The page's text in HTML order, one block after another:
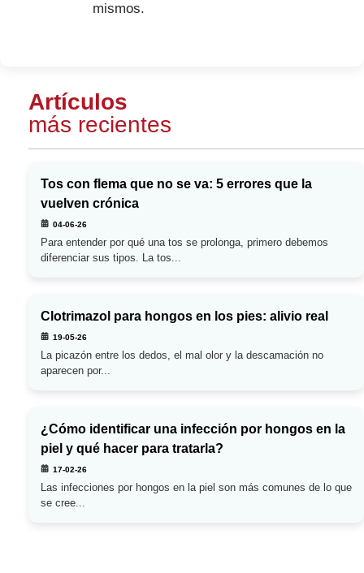
mismos.
Artículos
más recientes
Tos con flema que no se va: 5 errores que la
vuelven crónica
04-06-26
Para entender por qué una tos se prolonga, primero debemos
diferenciar sus tipos. La tos...
Clotrimazol para hongos en los pies: alivio real
19-05-26
La picazón entre los dedos, el mal olor y la descamación no
aparecen por...
¿Cómo identificar una infección por hongos en la
piel y qué hacer para tratarla?
17-02-26
Las infecciones por hongos en la piel son más comunes de lo que
se cree...